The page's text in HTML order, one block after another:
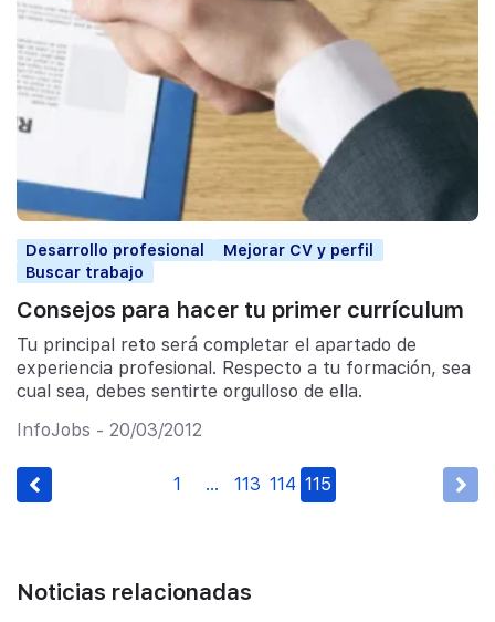
Desarrollo profesional
Mejorar CV y perfil
Buscar trabajo
Consejos para hacer tu primer currículum
Tu principal reto será completar el apartado de
experiencia profesional. Respecto a tu formación, sea
cual sea, debes sentirte orgulloso de ella.
InfoJobs - 20/03/2012
1 … 113 114 115
Noticias relacionadas